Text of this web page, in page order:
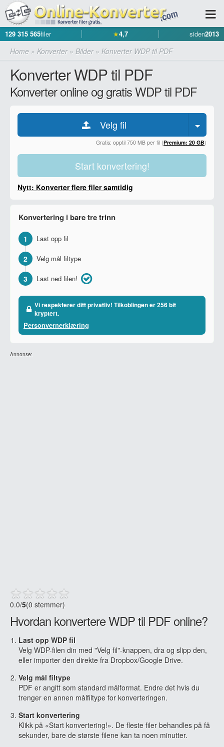
129 315 565filer ★4,7 siden2013
Home » Konverter» Bilder» Konverter WDP til PDF
Konverter WDP til PDF
Konverter online og gratis WDP til PDF
Velg fil
Gratis: opptil 750 MB per fil (Premium: 20 GB)
Start konvertering!
Nytt: Konverter flere filer samtidig
Konvertering i bare tre trinn
1 Last opp fil
2 Velg mål filtype
3 Last ned filen!
Vi respekterer ditt privatliv! Tilkoblingen er 256 bit
kryptert.
Personvernerklæring
Annonse:
0.0/5(0 stemmer)
Hvordan konvertere WDP til PDF online?
Last opp WDP fil
Velg WDP-filen din med "Velg fil"-knappen, dra og slipp den,
eller importer den direkte fra Dropbox/Google Drive.
Velg mål filtype
PDF er angitt som standard målformat. Endre det hvis du
trenger en annen målfiltype for konverteringen.
Start konvertering
Klikk på «Start konvertering!». De fleste filer behandles på få
sekunder, bare de største filene kan ta noen minutter.